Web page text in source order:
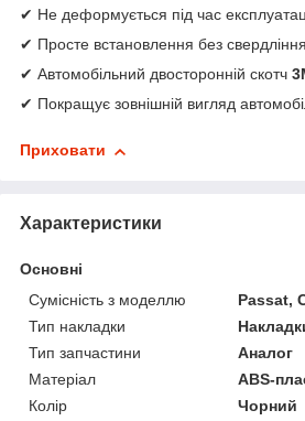
✔ Не деформується під час
✔ Просте встановлення без свердління
✔ Автомобільний двосторонній скотч
✔ Покращує зовнішній вигляд
Приховати
Характеристики
Основні
Сумісність з моделлю
Passat,
Тип накладки
Тип запчастини
Аналог
Матеріал
ABS-
Колір
Чорний